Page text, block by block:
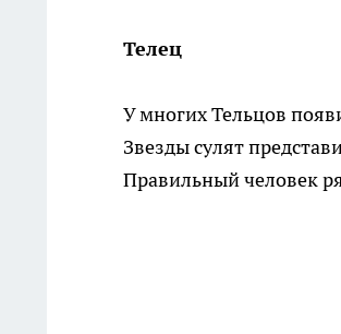
Телец
У многих Тельцов
Звезды сулят
Правильный человек